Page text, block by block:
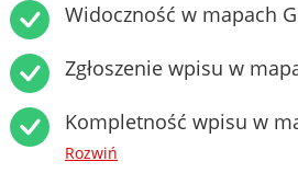
Widoczność w mapach
Zgłoszenie wpisu w
Kompletność wpisu w
Rozwiń